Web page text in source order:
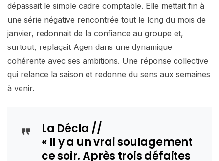
dépassait le simple cadre comptable. Elle mettait fin à
une série négative rencontrée tout le long du mois de
janvier, redonnait de la confiance au groupe et,
surtout, replaçait Agen dans une dynamique
cohérente avec ses ambitions. Une réponse collective
qui relance la saison et redonne du sens aux semaines
à venir.
La Décla //
« Il y a un vrai soulagement
ce soir. Après trois défaites